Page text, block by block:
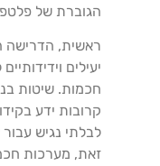
הגוברת של
ראשית, הדרישה
יעילים
חכמות. שיטות
קרובות ידע
לבלתי נגיש
זאת, מערכות